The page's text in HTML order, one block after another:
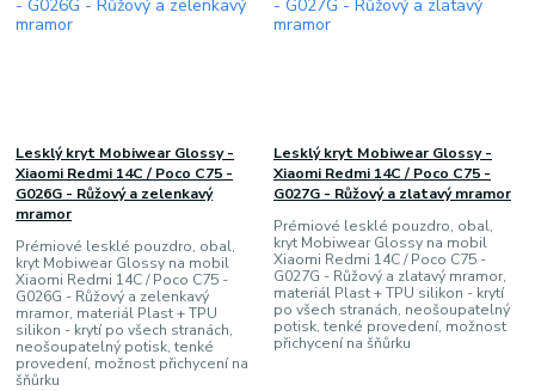
Lesklý kryt Mobiwear Glossy -
Xiaomi Redmi 14C / Poco C75 -
G026G - Růžový a zelenkavý
mramor
Prémiové lesklé pouzdro, obal,
kryt Mobiwear Glossy na mobil
Xiaomi Redmi 14C / Poco C75 -
G026G - Růžový a zelenkavý
mramor, materiál Plast + TPU
silikon - krytí po všech stranách,
neošoupatelný potisk, tenké
provedení, možnost přichycení na
šňůrku
Lesklý kryt Mobiwear Glossy -
Xiaomi Redmi 14C / Poco C75 -
G027G - Růžový a zlatavý mramor
Prémiové lesklé pouzdro, obal,
kryt Mobiwear Glossy na mobil
Xiaomi Redmi 14C / Poco C75 -
G027G - Růžový a zlatavý mramor,
materiál Plast + TPU silikon - krytí
po všech stranách, neošoupatelný
potisk, tenké provedení, možnost
přichycení na šňůrku